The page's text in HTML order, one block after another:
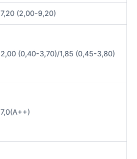
7,20 (2,00-9,20)
2,00 (0,40-3,70)/1,85 (0,45-3,80)
7,0(А++)